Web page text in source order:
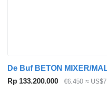
De Buf BETON MIXER/
Rp 133.200.000
€6.450 ≈